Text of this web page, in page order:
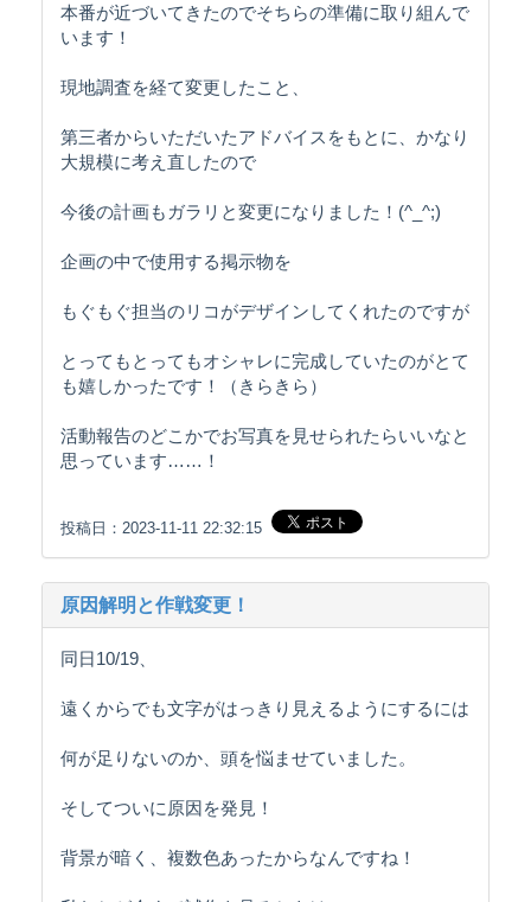
本番が近づいてきたのでそちらの準備に取り組んで
います！
現地調査を経て変更したこと、
第三者からいただいたアドバイスをもとに、かなり
大規模に考え直したので
今後の計画もガラリと変更になりました！(^_^;)
企画の中で使用する掲示物を
もぐもぐ担当のリコがデザインしてくれたのですが
とってもとってもオシャレに完成していたのがとて
も嬉しかったです！（きらきら）
活動報告のどこかでお写真を見せられたらいいなと
思っています……！
投稿日：2023-11-11 22:32:15
原因解明と作戦変更！
同日10/19、
遠くからでも文字がはっきり見えるようにするには
何が足りないのか、頭を悩ませていました。
そしてついに原因を発見！
背景が暗く、複数色あったからなんですね！